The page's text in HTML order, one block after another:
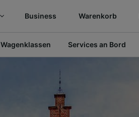
Business Warenkorb
Wagenklassen Services an Bord